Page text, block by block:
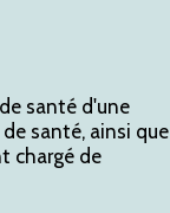
santé d'une
santé, ainsi que
chargé de